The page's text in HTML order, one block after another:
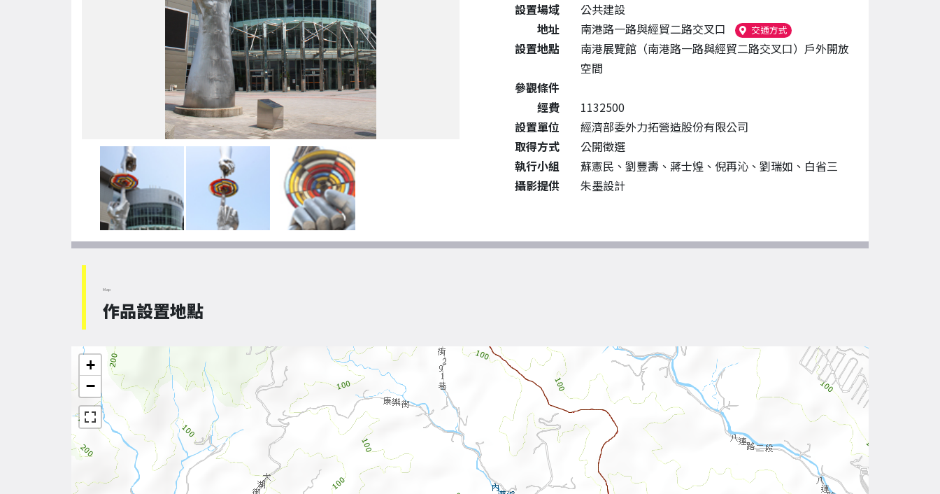
設置場域
公共建設
地址
南港路一路與經貿二路交叉口 交通方式（另開新視窗）
設置地點
南港展覽館（南港路一路與經貿二路交叉口）戶外開放
空間
參觀條件
經費
1132500
設置單位
經濟部委外力拓營造股份有限公司
取得方式
公開徵選
執行小組
蘇憲民、劉豐壽、蔣士煌、倪再沁、劉瑞如、白省三
攝影提供
朱墨設計
Map
作品設置地點
+
−